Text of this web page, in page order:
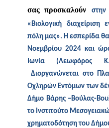
σας προσκαλούν
στην
«Βιολογική
πόλη μας». Η εσπερίδα
Νοεμβρίου 2024 και
Ιωνία (Λεωφόρος
Διοργανώνεται στο
Οχληρών Εντόμων των
Δήμο Βάρης –Βούλας-
το Ινστιτούτο
χρηματοδότηση του